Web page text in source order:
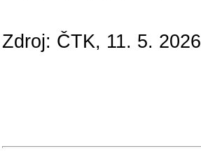
Zdroj: ČTK, 11. 5. 2026